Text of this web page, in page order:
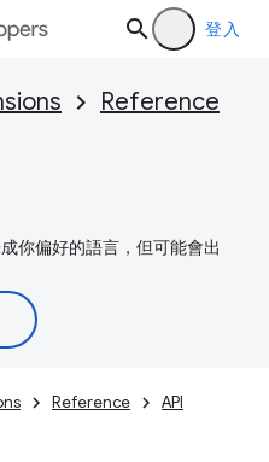
登入
Reference
你偏好的語言，但可能會出
Reference API